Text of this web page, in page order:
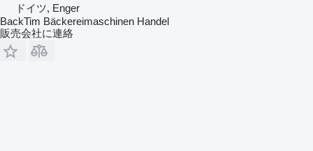
ドイツ, Enger
BackTim Bäckereimaschinen Handel
販売会社に連絡